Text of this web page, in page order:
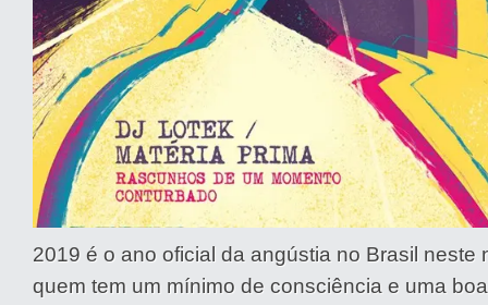
2019 é o ano oficial da angústia no Brasil neste
quem tem um mínimo de consciência e uma